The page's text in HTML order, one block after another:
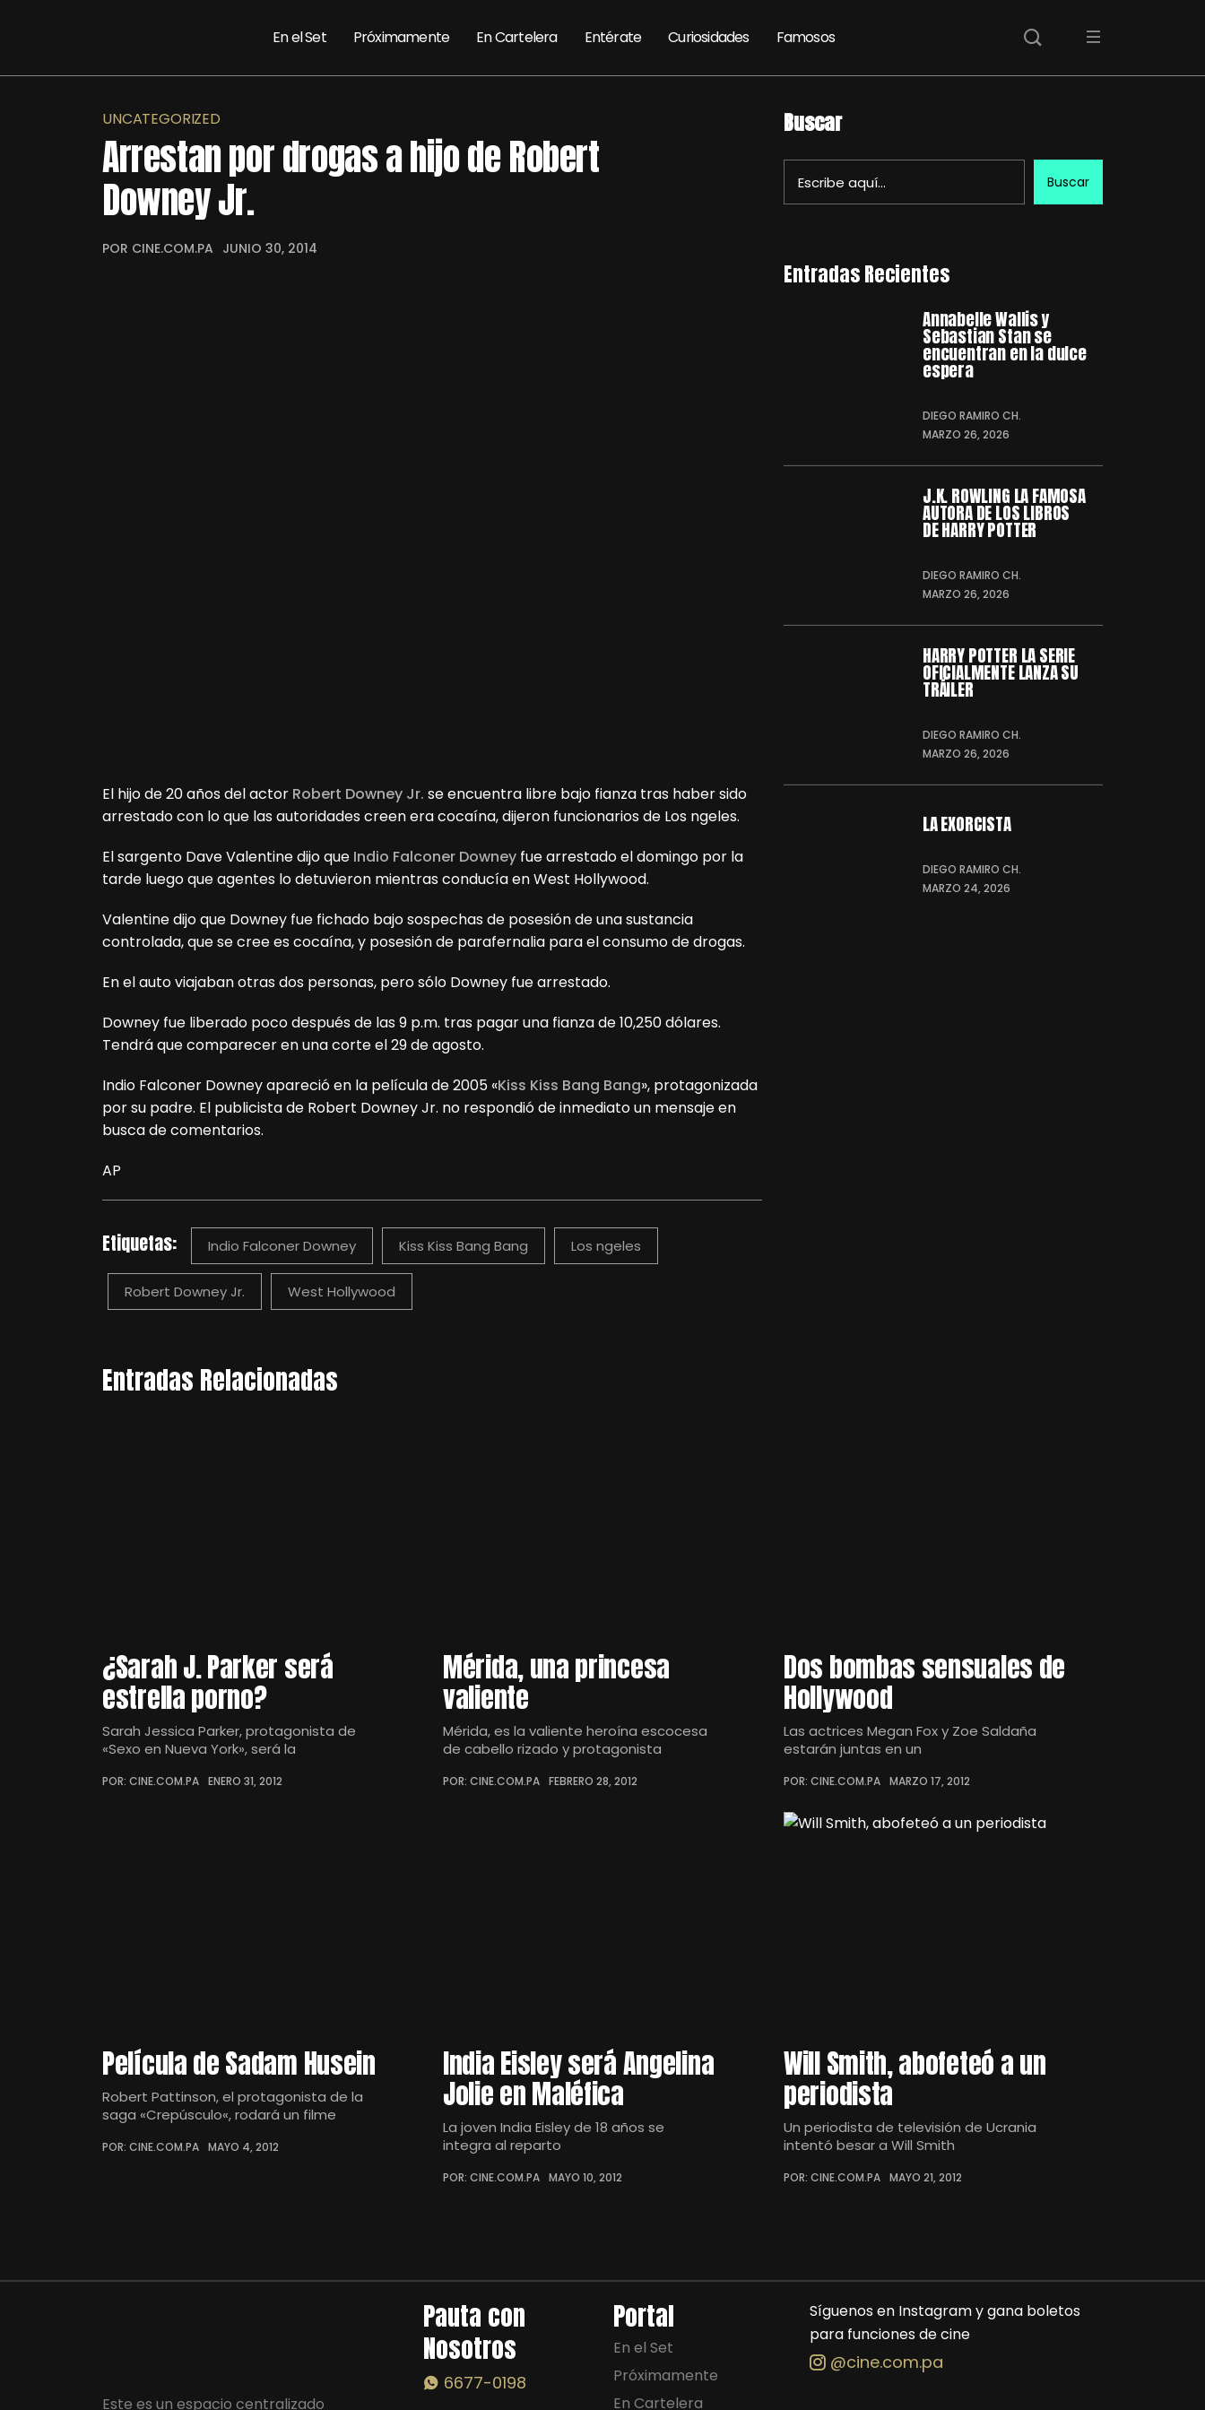
En el Set Próximamente En Cartelera Entérate Curiosidades Famosos
UNCATEGORIZED
Arrestan por drogas a hijo de Robert
Downey Jr.
POR CINE.COM.PA JUNIO 30, 2014
El hijo de 20 años del actor Robert Downey Jr. se encuentra libre bajo fianza tras haber sido
arrestado con lo que las autoridades creen era cocaína, dijeron funcionarios de Los ngeles.
El sargento Dave Valentine dijo que Indio Falconer Downey fue arrestado el domingo por la
tarde luego que agentes lo detuvieron mientras conducía en West Hollywood.
Valentine dijo que Downey fue fichado bajo sospechas de posesión de una sustancia
controlada, que se cree es cocaína, y posesión de parafernalia para el consumo de drogas.
En el auto viajaban otras dos personas, pero sólo Downey fue arrestado.
Downey fue liberado poco después de las 9 p.m. tras pagar una fianza de 10,250 dólares.
Tendrá que comparecer en una corte el 29 de agosto.
Indio Falconer Downey apareció en la película de 2005 «Kiss Kiss Bang Bang», protagonizada
por su padre. El publicista de Robert Downey Jr. no respondió de inmediato un mensaje en
busca de comentarios.
AP
Etiquetas: Indio Falconer Downey Kiss Kiss Bang Bang Los ngeles
Robert Downey Jr. West Hollywood
Buscar
Buscar
Entradas Recientes
Annabelle Wallis y
Sebastian Stan se
encuentran en la dulce
espera
DIEGO RAMIRO CH.
MARZO 26, 2026
J.K. ROWLING LA FAMOSA
AUTORA DE LOS LIBROS
DE HARRY POTTER
DIEGO RAMIRO CH.
MARZO 26, 2026
HARRY POTTER LA SERIE
OFICIALMENTE LANZA SU
TRÁILER
DIEGO RAMIRO CH.
MARZO 26, 2026
LA EXORCISTA
DIEGO RAMIRO CH.
MARZO 24, 2026
Entradas Relacionadas
¿Sarah J. Parker será
estrella porno?
Sarah Jessica Parker, protagonista de
«Sexo en Nueva York», será la
POR: CINE.COM.PA ENERO 31, 2012
Mérida, una princesa
valiente
Mérida, es la valiente heroína escocesa
de cabello rizado y protagonista
POR: CINE.COM.PA FEBRERO 28, 2012
Dos bombas sensuales de
Hollywood
Las actrices Megan Fox y Zoe Saldaña
estarán juntas en un
POR: CINE.COM.PA MARZO 17, 2012
Película de Sadam Husein
Robert Pattinson, el protagonista de la
saga «Crepúsculo«, rodará un filme
POR: CINE.COM.PA MAYO 4, 2012
India Eisley será Angelina
Jolie en Maléfica
La joven India Eisley de 18 años se
integra al reparto
POR: CINE.COM.PA MAYO 10, 2012
Will Smith, abofeteó a un
periodista
Un periodista de televisión de Ucrania
intentó besar a Will Smith
POR: CINE.COM.PA MAYO 21, 2012
Este es un espacio centralizado
Pauta con
Nosotros
6677-0198
Portal
En el Set
Próximamente
En Cartelera
Síguenos en Instagram y gana boletos
para funciones de cine
@cine.com.pa